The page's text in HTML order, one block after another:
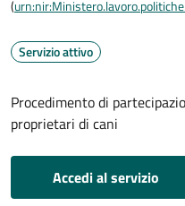
(
Servizio attivo
Procedimento di
proprietari di cani
Accedi al servizio